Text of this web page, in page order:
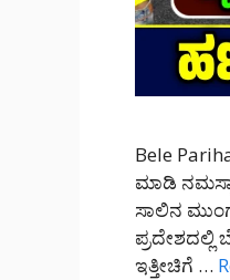
Bele
ಮಾಡಿ
ಸಾಲಿನ
ಪ್ರದೇಶದಲ್ಲಿ
ಇತ್ತೀಚಿಗೆ …